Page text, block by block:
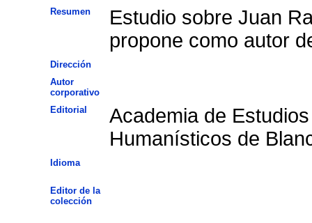
Resumen
Estudio sobre Juan
propone como autor
Dirección
Autor
corporativo
Editorial
Academia de Estudios
Humanísticos de
Idioma
Editor de la
colección